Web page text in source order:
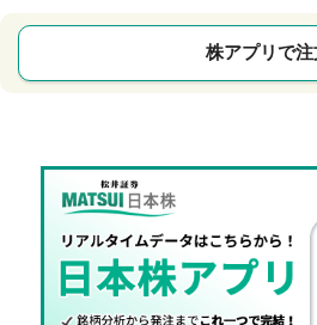
株アプリで注